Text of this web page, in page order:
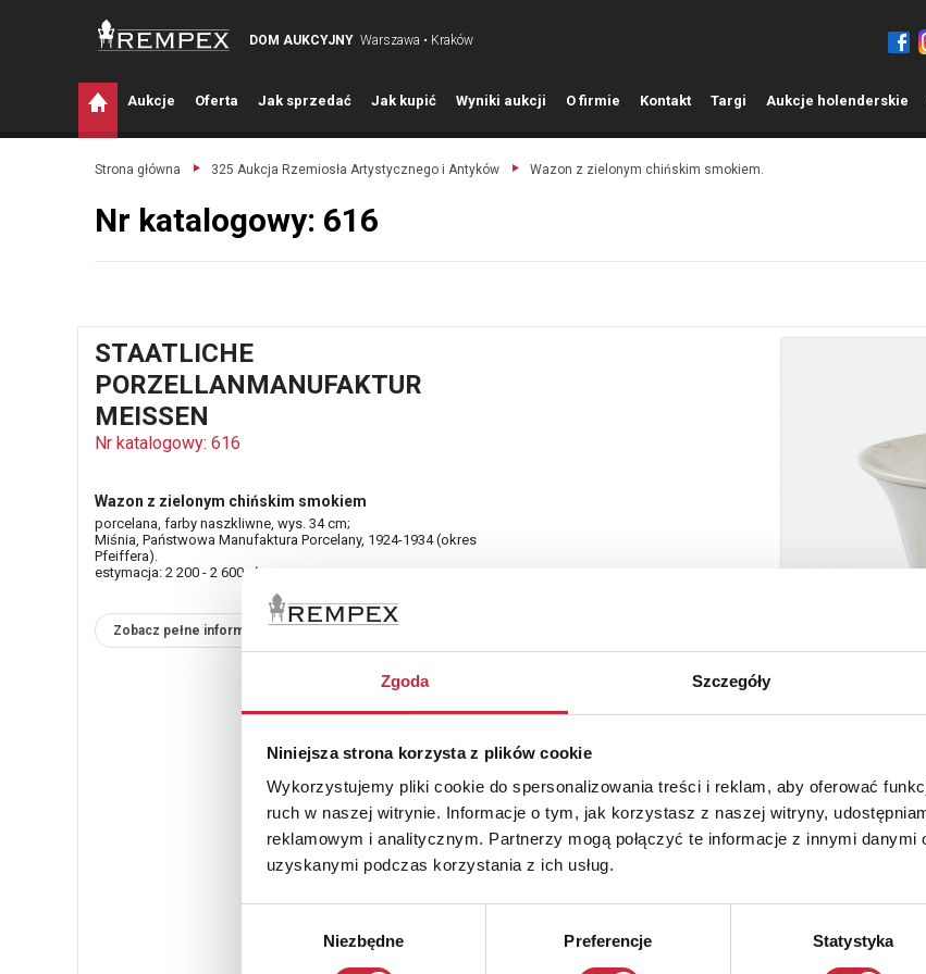
Zgoda Szczegóły
Niniejsza strona korzysta z plików cookie
Wykorzystujemy pliki cookie do spersonalizowania treści i reklam, aby oferować
ruch w naszej witrynie. Informacje o tym, jak korzystasz z naszej witryny,
reklamowym i analitycznym. Partnerzy mogą połączyć te informacje z innymi danymi
uzyskanymi podczas korzystania z ich usług.
Niezbędne Preferencje Statystyka
DOM AUKCYJNY Warszawa • Kraków
Aukcje Oferta Jak sprzedać Jak kupić Wyniki aukcji O firmie Kontakt Targi Aukcje holenderskie
Strona główna 325 Aukcja Rzemiosła Artystycznego i Antyków Wazon z zielonym chińskim smokiem.
Nr katalogowy: 616
STAATLICHE
PORZELLANMANUFAKTUR
MEISSEN
Nr katalogowy: 616
Wazon z zielonym chińskim smokiem
porcelana, farby naszkliwne, wys. 34 cm;
Miśnia, Państwowa Manufaktura Porcelany, 1924-1934 (okres
Pfeiffera).
estymacja: 2 200 - 2 600 zł
Zobacz pełne informacje